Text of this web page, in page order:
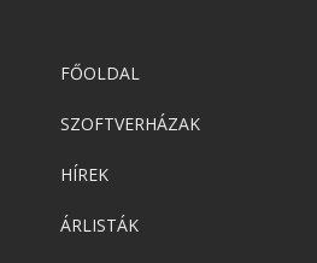
FŐOLDAL
SZOFTVERHÁZAK
HÍREK
ÁRLISTÁK